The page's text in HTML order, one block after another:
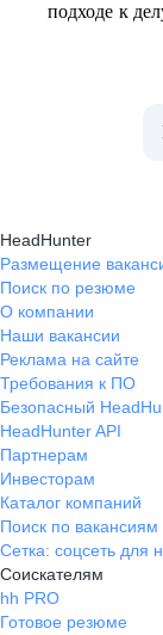
подходе к
HeadHunter
Размещение
Поиск по резюме
О компании
Наши вакансии
Реклама на сайте
Требования к ПО
Безопасный
HeadHunter API
Партнерам
Инвесторам
Каталог компаний
Поиск по
Сетка: соцсеть для
Соискателям
hh PRO
Готовое резюме